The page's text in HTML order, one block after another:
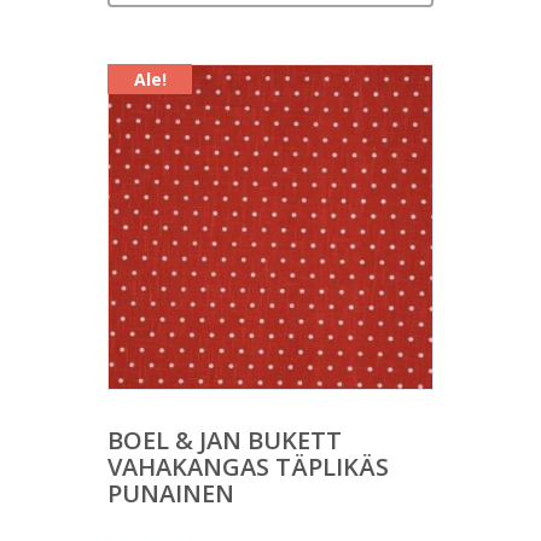
on:
Ale!
BOEL & JAN BUKETT
VAHAKANGAS TÄPLIKÄS
PUNAINEN